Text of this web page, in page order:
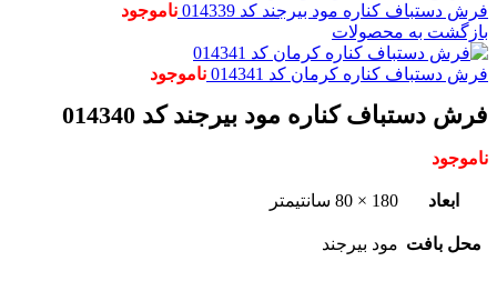
فرش دستباف کناره مود بیرجند کد 014339
ناموجود
بازگشت به محصولات
فرش دستباف کناره کرمان کد 014341 ناموجود
فرش دستباف کناره مود بیرجند کد 014340
ناموجود
ابعاد 180 × 80 سانتیمتر
محل بافت مود بیرجند